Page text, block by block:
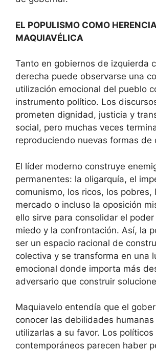
EL POPULISMO COMO HERENCIA
MAQUIAVÉLICA
Tanto en gobiernos de izquierda
derecha puede observarse una
utilización emocional del pueblo
instrumento político. Los
prometen dignidad, justicia y
social, pero muchas veces
reproduciendo nuevas formas de
El líder moderno construye
permanentes: la oligarquía, el
comunismo, los ricos, los pobres,
mercado o incluso la oposición
ello sirve para consolidar el
miedo y la confrontación. Así, la
ser un espacio racional de
colectiva y se transforma en una
emocional donde importa más
adversario que construir
Maquiavelo entendía que el
conocer las debilidades humanas
utilizarlas a su favor. Los políticos
contemporáneos parecen haber